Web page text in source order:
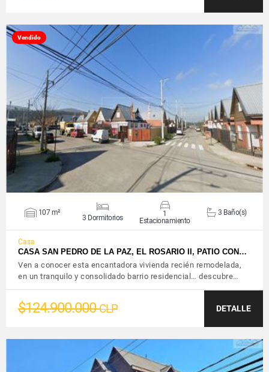
Vendido
VER DETALLES
107 m²
3 Dormitorios
1
Estacionamiento
3 Baño(s)
Casa
CASA SAN PEDRO DE LA PAZ, EL ROSARIO II, PATIO CON…
Ven a conocer esta encantadora vivienda recién remodelada,
en un tranquilo y consolidado barrio residencial… descubre…
$124.900.000CLP DETALLE